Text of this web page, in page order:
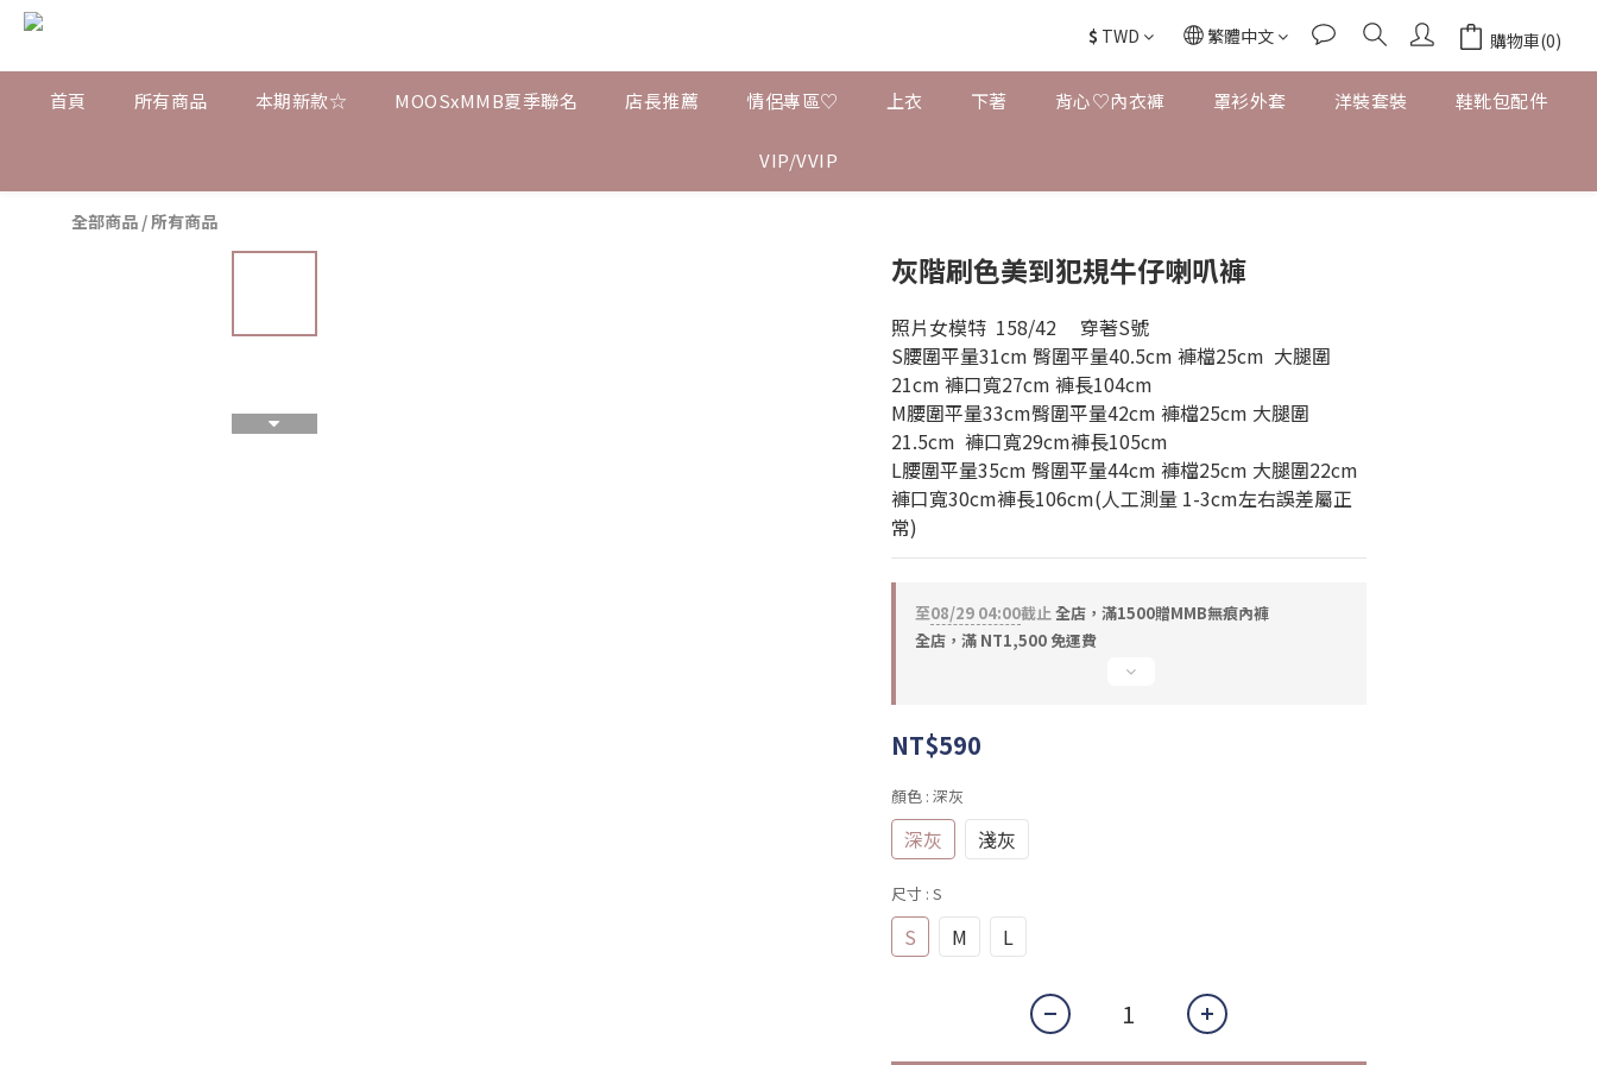
$ TWD 繁體中文 購物車(0)
首頁 所有商品 本期新款☆ MOOSxMMB夏季聯名 店長推薦 情侶專區♡ 上衣 下著 背心♡內衣褲 罩衫外套 洋裝套裝 鞋靴包配件
VIP/VVIP
全部商品 /所有商品
灰階刷色美到犯規牛仔喇叭褲
照片女模特  158/42     穿著S號
S腰圍平量31cm 臀圍平量40.5cm 褲檔25cm  大腿圍
21cm 褲口寬27cm 褲長104cm
M腰圍平量33cm臀圍平量42cm 褲檔25cm 大腿圍
21.5cm  褲口寬29cm褲長105cm
L腰圍平量35cm 臀圍平量44cm 褲檔25cm 大腿圍22cm
褲口寬30cm褲長106cm(人工測量 1-3cm左右誤差屬正
常)
至08/29 04:00截止全店，滿1500贈MMB無痕內褲
全店，滿 NT1,500 免運費
NT$590
顏色 : 深灰
深灰 淺灰
尺寸 : S
S M L